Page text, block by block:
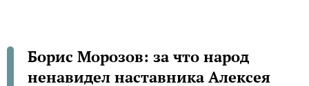
Борис Морозов: за что народ
ненавидел наставника Алексея